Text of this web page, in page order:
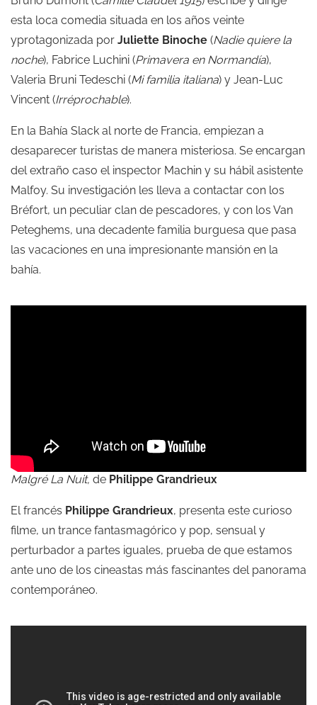
esta loca comedia situada en los años veinte
yprotagonizada por Juliette Binoche (Nadie quiere la
noche), Fabrice Luchini (Primavera en Normandía),
Valeria Bruni Tedeschi (Mi familia italiana) y Jean-Luc
Vincent (Irréprochable).
En la Bahía Slack al norte de Francia, empiezan a
desaparecer turistas de manera misteriosa. Se encargan
del extraño caso el inspector Machin y su hábil asistente
Malfoy. Su investigación les lleva a contactar con los
Bréfort, un peculiar clan de pescadores, y con los Van
Peteghems, una decadente familia burguesa que pasa
las vacaciones en una impresionante mansión en la
bahía.
Malgré La Nuit, de Philippe Grandrieux
El francés Philippe Grandrieux, presenta este curioso
filme, un trance fantasmagórico y pop, sensual y
perturbador a partes iguales, prueba de que estamos
ante uno de los cineastas más fascinantes del panorama
contemporáneo.